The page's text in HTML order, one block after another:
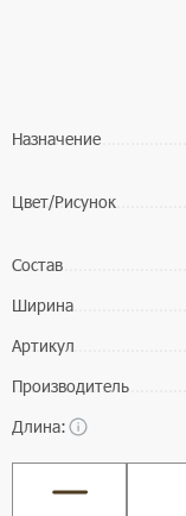
Назначение
Цвет/Рисунок
Состав
Ширина
Артикул
Производитель
Длина: